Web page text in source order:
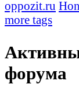
oppozit.ru
more tags
форума